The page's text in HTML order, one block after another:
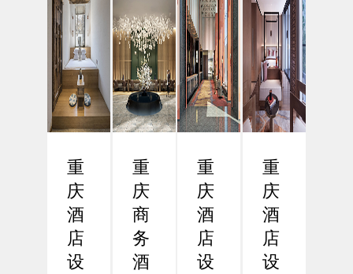
效率
已成
为企
业和
商务
人士
关注
心议
题。
重
庆...
商务
酒店
行业
的发
展中
展现
劲的
增
长...
字化
革命
在数
字化
浪潮
席卷
全球
天，
酒店
设计
正
经...
化设
计
一、
引
言：
功能
导向
的必
要性
在
现...
重
庆
酒
店
设
重
庆
商
务
酒
重
庆
酒
店
设
重
庆
酒
店
设